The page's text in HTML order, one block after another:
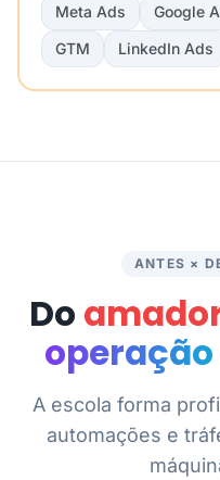
Meta Ads Google
GTM
LinkedIn Ads
ANTES ×
Do
A escola forma
automações e